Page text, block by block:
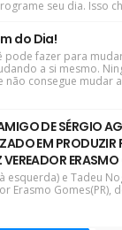
seu dia. Isso
do Dia!
pode fazer para
a si mesmo.
não consegue mudar
DE SÉRGIO
EM PRODUZIR
VEREADOR
esquerda) e Tadeu
Erasmo Gomes(PR),